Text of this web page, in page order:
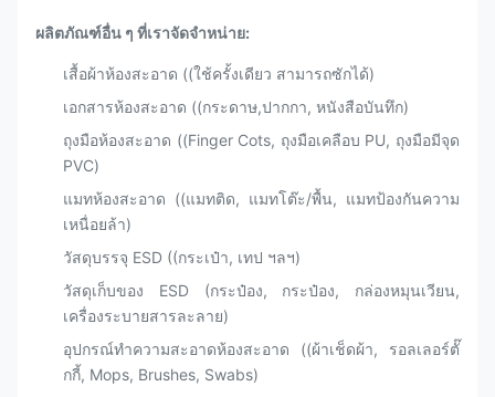
ผลิตภัณฑ์อื่น ๆ ที่เราจัดจําหน่าย:
เสื้อผ้าห้องสะอาด ((ใช้ครั้งเดียว สามารถซักได้)
เอกสารห้องสะอาด ((กระดาษ,ปากกา, หนังสือบันทึก)
ถุงมือห้องสะอาด ((Finger Cots, ถุงมือเคลือบ PU, ถุงมือมีจุด
PVC)
แมทห้องสะอาด ((แมทติด, แมทโต๊ะ/พื้น, แมทป้องกันความ
เหนื่อยล้า)
วัสดุบรรจุ ESD ((กระเป๋า, เทป ฯลฯ)
วัสดุเก็บของ ESD (กระป๋อง, กระป๋อง, กล่องหมุนเวียน,
เครื่องระบายสารละลาย)
อุปกรณ์ทําความสะอาดห้องสะอาด ((ผ้าเช็ดผ้า, รอลเลอร์ตั๊
กกี้, Mops, Brushes, Swabs)